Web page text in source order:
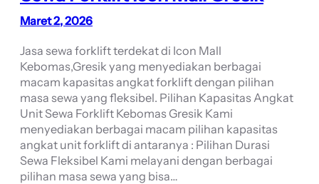
Maret 2, 2026
Jasa sewa forklift terdekat di Icon Mall
Kebomas,Gresik yang menyediakan berbagai
macam kapasitas angkat forklift dengan pilihan
masa sewa yang fleksibel. Pilihan Kapasitas Angkat
Unit Sewa Forklift Kebomas Gresik Kami
menyediakan berbagai macam pilihan kapasitas
angkat unit forklift di antaranya : Pilihan Durasi
Sewa Fleksibel Kami melayani dengan berbagai
pilihan masa sewa yang bisa…